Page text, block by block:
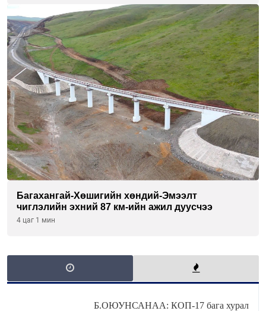
Багахангай-Хөшигийн хөндий-Эмээлт
чиглэлийн эхний 87 км-ийн ажил дуусчээ
4 цаг 1 мин
Б.ОЮУНСАНАА: КОП-17 бага хурал